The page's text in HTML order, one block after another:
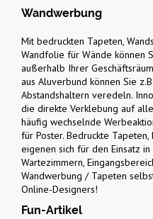
Wandwerbung
Mit bedruckten Tapeten,
Wandfolie für Wände können
außerhalb Ihrer
aus Aluverbund können Sie
Abstandshaltern veredeln.
die direkte Verklebung auf
häufig wechselnde
für Poster. Bedruckte
eigenen sich für den Einsatz
Wartezimmern,
Wandwerbung / Tapeten
Online-Designers!
Fun-Artikel